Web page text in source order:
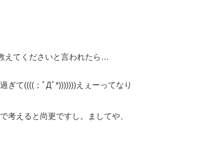
えてくださいと言われたら…
ぎて((((；ﾟДﾟ*)))))))えぇーってなり
考えると尚更ですし。ましてや、